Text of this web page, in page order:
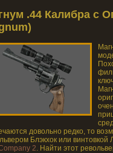
.44 Калибра с
довольно редко, то
Блэкхок или
2 . Найти этот